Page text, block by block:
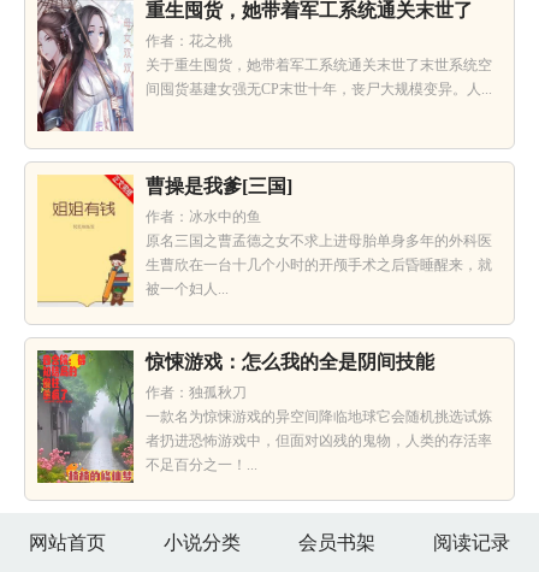
重生囤货，她带着军工系统通关末世了
作者：花之桃
关于重生囤货，她带着军工系统通关末世了末世系统空
间囤货基建女强无CP末世十年，丧尸大规模变异。人...
曹操是我爹[三国]
作者：冰水中的鱼
原名三国之曹孟德之女不求上进母胎单身多年的外科医
生曹欣在一台十几个小时的开颅手术之后昏睡醒来，就
被一个妇人...
惊悚游戏：怎么我的全是阴间技能
作者：独孤秋刀
一款名为惊悚游戏的异空间降临地球它会随机挑选试炼
者扔进恐怖游戏中，但面对凶残的鬼物，人类的存活率
不足百分之一！...
网站首页 小说分类 会员书架 阅读记录